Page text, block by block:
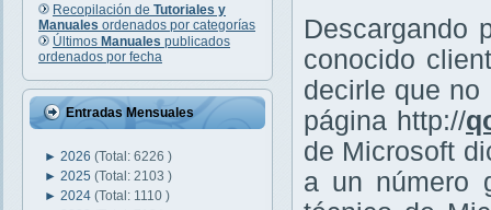
Recopilación de Tutoriales y
Manuales ordenados por categorías
Últimos Manuales publicados
ordenados por fecha
Entradas Mensuales
► 2026 (Total: 6226 )
► 2025 (Total: 2103 )
► 2024 (Total: 1110 )
Descargando
conocido
decirle que no
página http://
de Microsoft
a un número